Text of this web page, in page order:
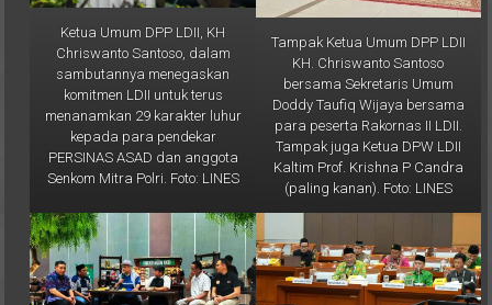
Ketua Umum DPP LDII, KH
Chriswanto Santoso, dalam
sambutannya menegaskan
komitmen LDII untuk terus
menanamkan 29 karakter luhur
kepada para pendekar
PERSINAS ASAD dan anggota
Senkom Mitra Polri. Foto: LINES
Tampak Ketua Umum DPP LDII
KH. Chriswanto Santoso
bersama Sekretaris Umum
Doddy Taufiq Wijaya bersama
para peserta Rakornas II LDII.
Tampak juga Ketua DPW LDII
Kaltim Prof. Krishna P Candra
(paling kanan). Foto: LINES